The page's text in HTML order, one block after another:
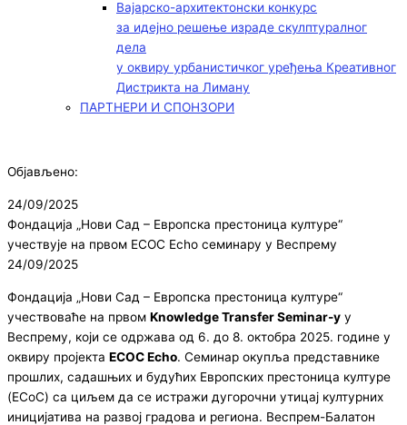
Вајарско-архитектонски конкурс
за идејно решење израде скулптуралног
дела
у оквиру урбанистичког уређења Креативног
Дистрикта на Лиману
ПАРТНЕРИ И СПОНЗОРИ
Објављено:
24/09/2025
Фондација „Нови Сад – Европска престоница културе“
учествује на првом ECOC Echo семинару у Веспрему
24/09/2025
Фондација „Нови Сад – Европска престоница културе“
учествоваће на првом Knowledge Transfer Seminar-у у
Веспрему, који се одржава од 6. до 8. октобра 2025. године у
оквиру пројекта ECOC Echo. Семинар окупља представнике
прошлих, садашњих и будућих Европских престоница културе
(ECoC) са циљем да се истражи дугорочни утицај културних
иницијатива на развој градова и региона. Веспрем-Балатон